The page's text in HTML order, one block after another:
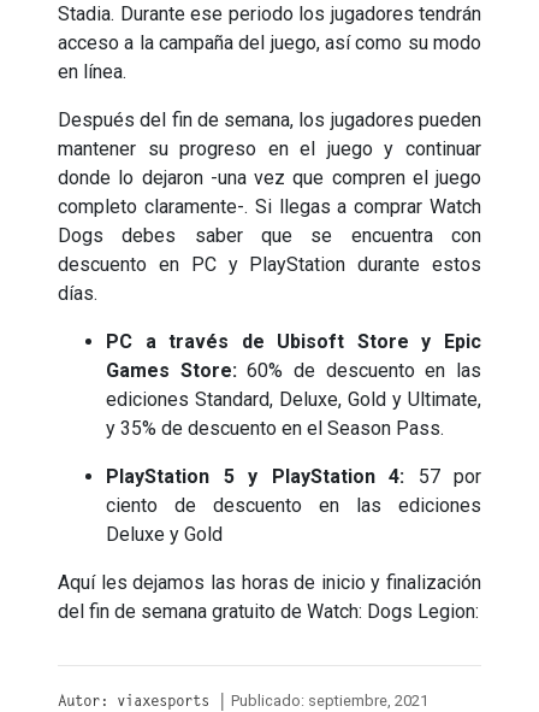
Stadia. Durante ese periodo los jugadores tendrán
acceso a la campaña del juego, así como su modo
en línea.
Después del fin de semana, los jugadores pueden
mantener su progreso en el juego y continuar
donde lo dejaron -una vez que compren el juego
completo claramente-. Si llegas a comprar Watch
Dogs debes saber que se encuentra con
descuento en PC y PlayStation durante estos
días.
PC a través de Ubisoft Store y Epic
Games Store:60% de descuento en las
ediciones Standard, Deluxe, Gold y Ultimate,
y 35% de descuento en el Season Pass.
PlayStation 5 y PlayStation 4: 57 por
ciento de descuento en las ediciones
Deluxe y Gold
Aquí les dejamos las horas de inicio y finalización
del fin de semana gratuito de Watch: Dogs Legion:
Autor: viaxesports | Publicado: septiembre, 2021